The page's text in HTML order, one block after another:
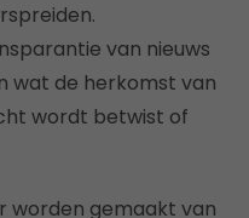
van nieuws
wat de herkomst van
wordt betwist of
worden gemaakt van